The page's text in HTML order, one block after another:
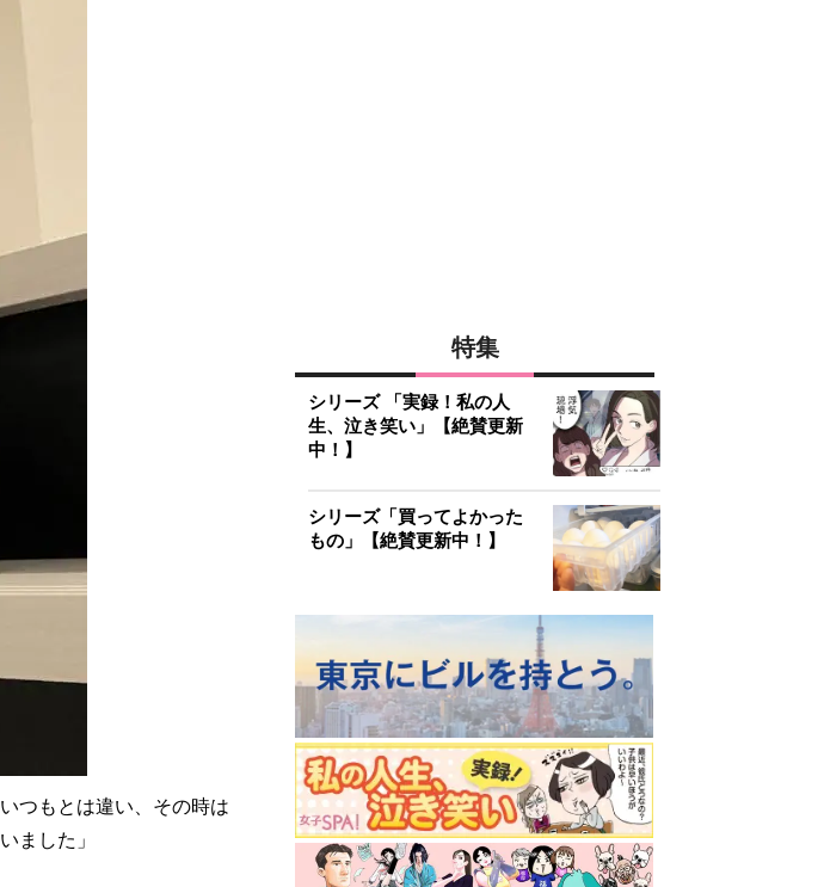
つもとは違い、その時は
ました」
特集
シリーズ 「実録！私の人
生、泣き笑い」【絶賛更新
中！】
シリーズ「買ってよかった
もの」【絶賛更新中！】